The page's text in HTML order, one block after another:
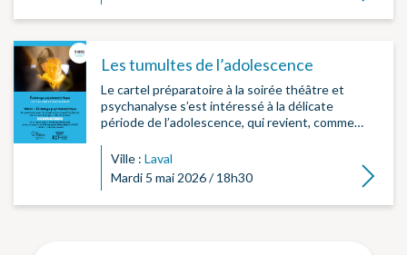
Les tumultes de l’adolescence
Le cartel préparatoire à la soirée théâtre et
psychanalyse s’est intéressé à la délicate
période de l’adolescence, qui revient, comme…
Ville : Laval
Mardi 5 mai 2026 / 18h30
Lire la